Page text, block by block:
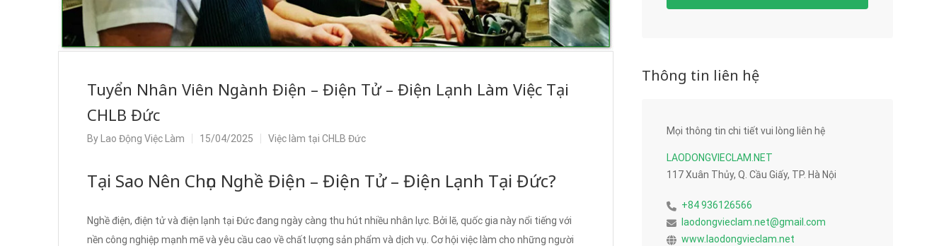
Tuyển Nhân Viên Ngành Điện – Điện Tử – Điện Lạnh Làm Việc Tại
CHLB Đức
By Lao Động Việc Làm 15/04/2025 Việc làm tại CHLB Đức
Tại Sao Nên Chọn Nghề Điện – Điện Tử – Điện Lạnh Tại Đức?
Nghề điện, điện tử và điện lạnh tại Đức đang ngày càng thu hút nhiều nhân lực. Bởi lẽ, quốc gia này nổi tiếng với
nền công nghiệp mạnh mẽ và yêu cầu cao về chất lượng sản phẩm và dịch vụ. Cơ hội việc làm cho những người
Thông tin liên hệ
Mọi thông tin chi tiết vui lòng liên hệ
LAODONGVIECLAM.NET
117 Xuân Thủy, Q. Cầu Giấy, TP. Hà Nội
+84 936126566
laodongvieclam.net@gmail.com
www.laodongvieclam.net